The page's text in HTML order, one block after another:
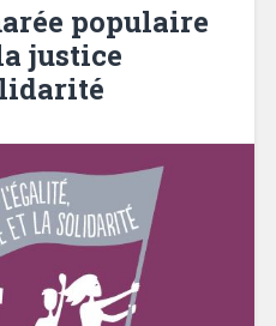
populaire
justice